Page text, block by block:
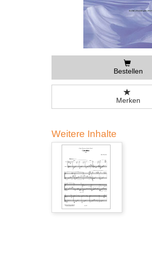
Bestellen
Merken
Weitere Inhalte